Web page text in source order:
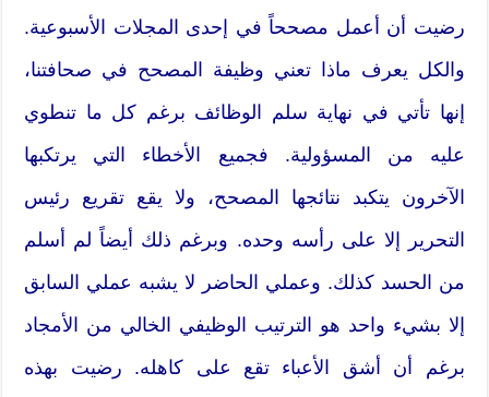
رضيت أن أعمل مصححاً في إحدى المجلات الأسبوعية.
والكل يعرف ماذا تعني وظيفة المصحح في صحافتنا،
إنها تأتي في نهاية سلم الوظائف برغم كل ما تنطوي
عليه من المسؤولية. فجميع الأخطاء التي يرتكبها
الآخرون يتكبد نتائجها المصحح، ولا يقع تقريع رئيس
التحرير إلا على رأسه وحده. وبرغم ذلك أيضاً لم أسلم
من الحسد كذلك. وعملي الحاضر لا يشبه عملي السابق
إلا بشيء واحد هو الترتيب الوظيفي الخالي من الأمجاد
برغم أن أشق الأعباء تقع على كاهله. رضيت بهذه